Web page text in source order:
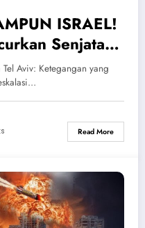
ISRAEL!
Senjata
Ketakutan
Aviv: Ketegangan yang
Read More